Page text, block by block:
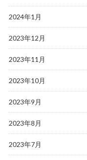
2024年1月
2023年12月
2023年11月
2023年10月
2023年9月
2023年8月
2023年7月